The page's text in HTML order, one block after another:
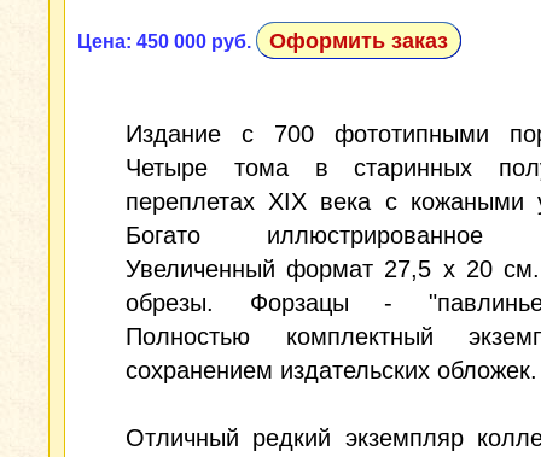
Цена: 450 000 руб. Оформить заказ
Издание с 700 фототипными
Четыре тома в старинных
переплетах XIX века с кожаными
Богато иллюстрированное
Увеличенный формат 27,5 х 20
обрезы. Форзацы -
Полностью комплектный
сохранением издательских обложек.
Отличный редкий экземпляр